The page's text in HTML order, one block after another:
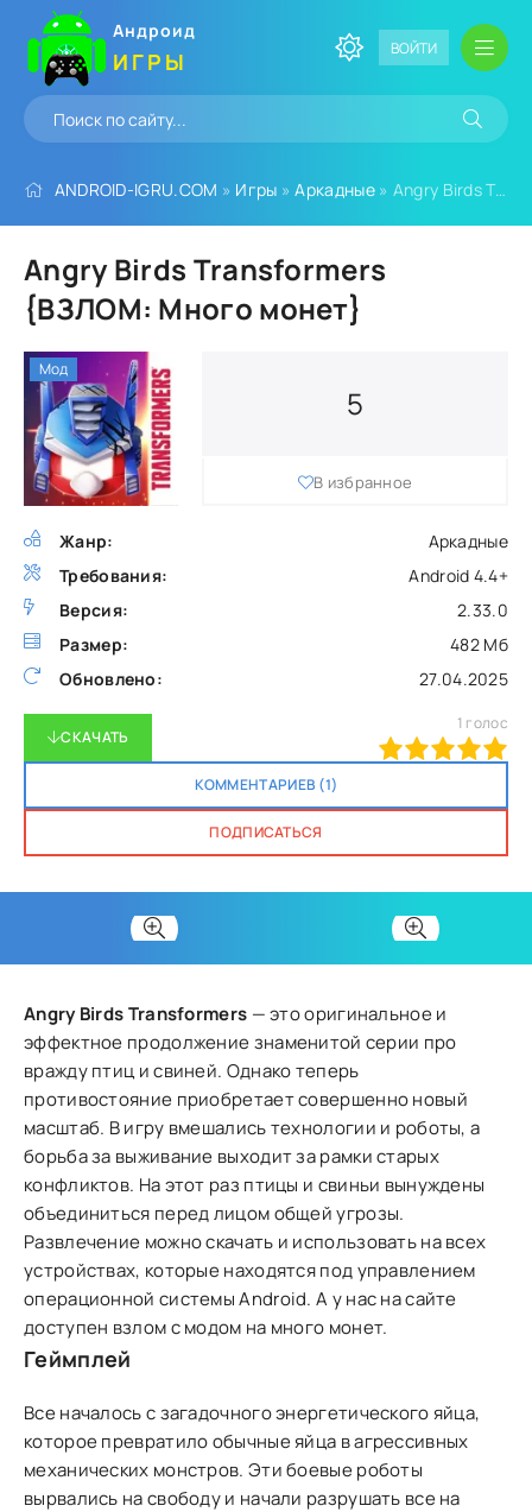
Андроид
ИГРЫ ВОЙТИ
ANDROID-IGRU.COM » Игры »Аркадные» Angry Birds Transformers {ВЗЛОМ: Много монет}
Angry Birds Transformers
{ВЗЛОМ: Много монет}
Жанр:
Аркадные
Требования:
Android 4.4+
Версия:
2.33.0
Размер:
482 Мб
Обновлено:
27.04.2025
5
В избранное
СКАЧАТЬ
КОММЕНТАРИЕВ (1)
ПОДПИСАТЬСЯ
1 голос
Мод
Angry Birds Transformers — это оригинальное и
эффектное продолжение знаменитой серии про
вражду птиц и свиней. Однако теперь
противостояние приобретает совершенно новый
масштаб. В игру вмешались технологии и роботы, а
борьба за выживание выходит за рамки старых
конфликтов. На этот раз птицы и свиньи вынуждены
объединиться перед лицом общей угрозы.
Развлечение можно скачать и использовать на всех
устройствах, которые находятся под управлением
операционной системы Аndroid. А у нас на сайте
доступен взлом с модом на много монет.
Геймплей
Все началось с загадочного энергетического яйца,
которое превратило обычные яйца в агрессивных
механических монстров. Эти боевые роботы
вырвались на свободу и начали разрушать все на